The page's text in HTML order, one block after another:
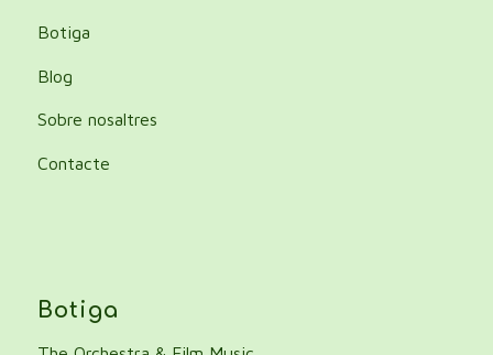
Botiga
Blog
Sobre nosaltres
Contacte
Botiga